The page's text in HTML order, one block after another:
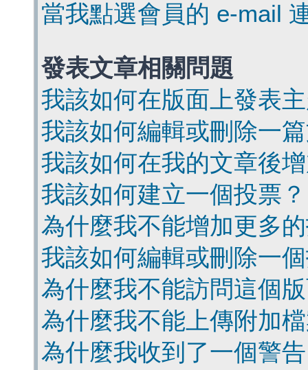
當我點選會員的 e-mail
發表文章相關問題
我該如何在版面上發表
我該如何編輯或刪除一
我該如何在我的文章後
我該如何建立一個投票？
為什麼我不能增加更多
我該如何編輯或刪除一
為什麼我不能訪問這個
為什麼我不能上傳附加
為什麼我收到了一個警